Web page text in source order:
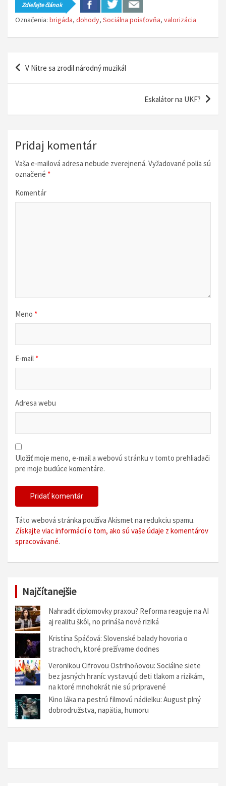
Zdieľajte článok
Označenia: brigáda, dohody, Sociálna poisťovňa, valorizácia
V Nitre sa zrodil národný muzikál
Eskalátor na UKF?
Pridaj komentár
Vaša e-mailová adresa nebude zverejnená. Vyžadované polia sú
označené *
Komentár
Meno *
E-mail *
Adresa webu
Uložiť moje meno, e-mail a webovú stránku v tomto prehliadači
pre moje budúce komentáre.
Táto webová stránka používa Akismet na redukciu spamu.
Získajte viac informácií o tom, ako sú vaše údaje z komentárov
spracovávané.
Najčítanejšie
Nahradiť diplomovky praxou? Reforma reaguje na AI
aj realitu škôl, no prináša nové riziká
Kristína Spáčová: Slovenské balady hovoria o
strachoch, ktoré prežívame dodnes
Veronikou Cifrovou Ostrihoňovou: Sociálne siete
bez jasných hraníc vystavujú deti tlakom a rizikám,
na ktoré mnohokrát nie sú pripravené
Kino láka na pestrú filmovú nádielku: August plný
dobrodružstva, napätia, humoru